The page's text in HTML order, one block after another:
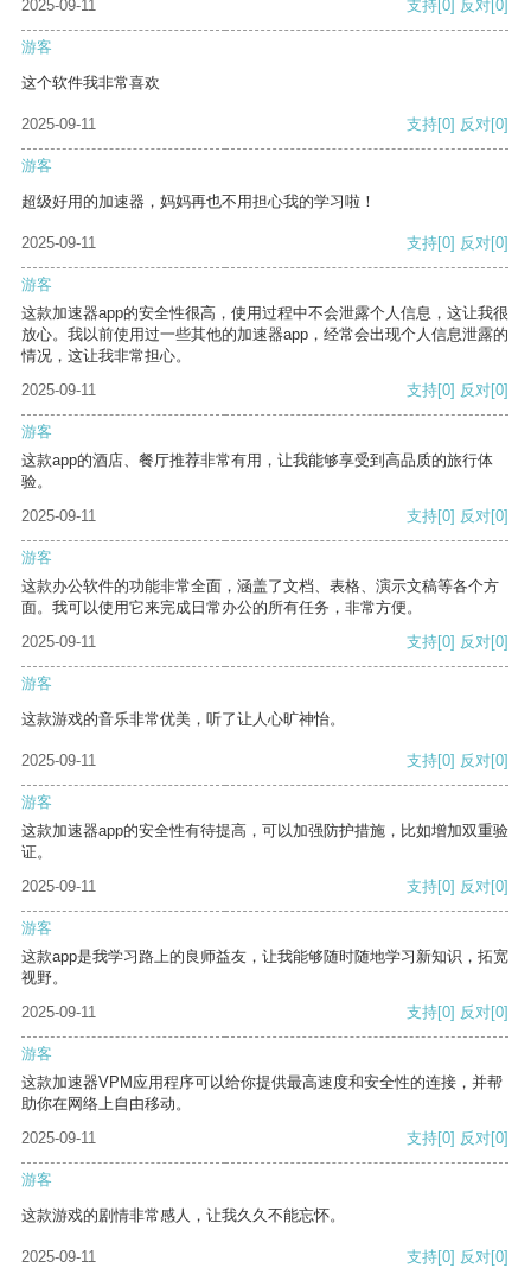
2025-09-11 支持[0] 反对[0]
游客
这个软件我非常喜欢
2025-09-11 支持[0] 反对[0]
游客
超级好用的加速器，妈妈再也不用担心我的学习啦！
2025-09-11 支持[0] 反对[0]
游客
这款加速器app的安全性很高，使用过程中不会泄露个人信息，这让我很
放心。我以前使用过一些其他的加速器app，经常会出现个人信息泄露的
情况，这让我非常担心。
2025-09-11
支持[0] 反对[0]
游客
这款app的酒店、餐厅推荐非常有用，让我能够享受到高品质的旅行体
验。
2025-09-11
支持[0] 反对[0]
游客
这款办公软件的功能非常全面，涵盖了文档、表格、演示文稿等各个方
面。我可以使用它来完成日常办公的所有任务，非常方便。
2025-09-11
支持[0] 反对[0]
游客
这款游戏的音乐非常优美，听了让人心旷神怡。
2025-09-11 支持[0] 反对[0]
游客
这款加速器app的安全性有待提高，可以加强防护措施，比如增加双重验
证。
2025-09-11
支持[0] 反对[0]
游客
这款app是我学习路上的良师益友，让我能够随时随地学习新知识，拓宽
视野。
2025-09-11
支持[0] 反对[0]
游客
这款加速器VPM应用程序可以给你提供最高速度和安全性的连接，并帮
助你在网络上自由移动。
2025-09-11
支持[0] 反对[0]
游客
这款游戏的剧情非常感人，让我久久不能忘怀。
2025-09-11 支持[0] 反对[0]